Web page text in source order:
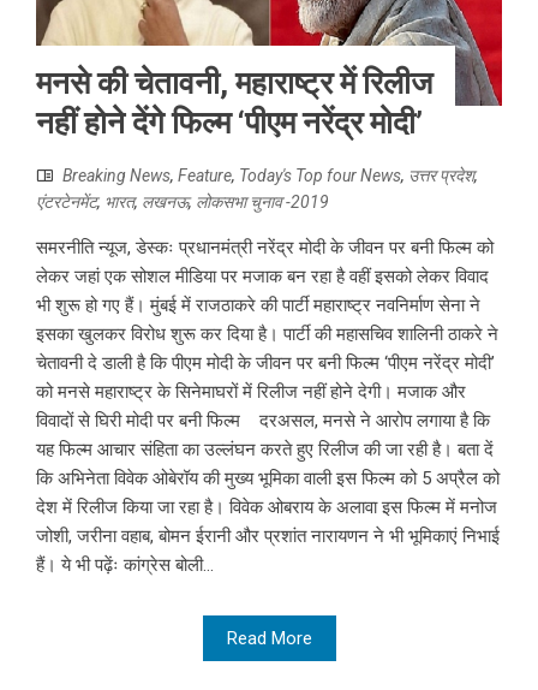
मनसे की चेतावनी, महाराष्ट्र में रिलीज
नहीं होने देंगे फिल्म ‘पीएम नरेंद्र मोदी’
Breaking News, Feature, Today's Top four News, उत्तर प्रदेश,
एंटरटेनमेंट, भारत, लखनऊ, लोकसभा चुनाव -2019
समरनीति न्यूज, डेस्कः प्रधानमंत्री नरेंद्र मोदी के जीवन पर बनी फिल्म को
लेकर जहां एक सोशल मीडिया पर मजाक बन रहा है वहीं इसको लेकर विवाद
भी शुरू हो गए हैं। मुंबई में राजठाकरे की पार्टी महाराष्ट्र नवनिर्माण सेना ने
इसका खुलकर विरोध शुरू कर दिया है। पार्टी की महासचिव शालिनी ठाकरे ने
चेतावनी दे डाली है कि पीएम मोदी के जीवन पर बनी फिल्म ‘पीएम नरेंद्र मोदी’
को मनसे महाराष्ट्र के सिनेमाघरों में रिलीज नहीं होने देगी। मजाक और
विवादों से घिरी मोदी पर बनी फिल्म दरअसल, मनसे ने आरोप लगाया है कि
यह फिल्म आचार संहिता का उल्लंघन करते हुए रिलीज की जा रही है। बता दें
कि अभिनेता विवेक ओबेरॉय की मुख्य भूमिका वाली इस फिल्म को 5 अप्रैल को
देश में रिलीज किया जा रहा है। विवेक ओबराय के अलावा इस फिल्म में मनोज
जोशी, जरीना वहाब, बोमन ईरानी और प्रशांत नारायणन ने भी भूमिकाएं निभाई
हैं। ये भी पढ़ेंः कांग्रेस बोली...
Read More